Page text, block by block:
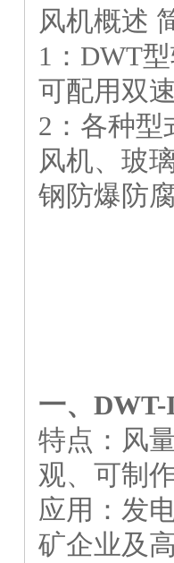
风机概述
1 ：DWT
可配用双
2 ：各种
风机、玻
钢防爆防
一、
特点：风
观、可制
应用：发
矿企业及